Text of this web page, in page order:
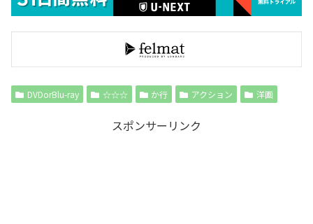
DVDorBlu-ray ☆☆☆ か行 アクション 洋画
スポンサーリンク